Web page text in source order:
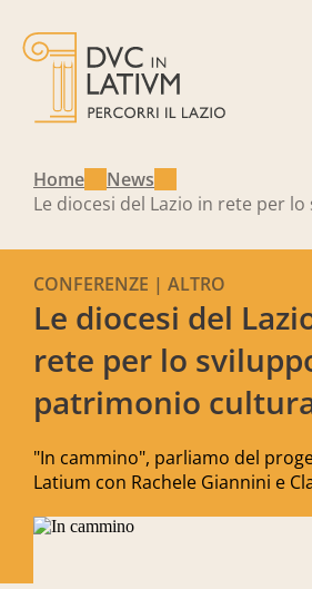
Home
News
Le diocesi del
rete per lo
patrimonio
CONFERENZE | ALTRO
"In cammino", parliamo del
Latium con Rachele Giannini e